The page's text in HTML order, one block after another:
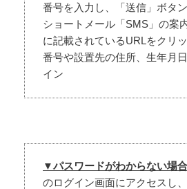
番号を入力し、「送信」ボタ
ショートメール「SMS」の案
に記載されているURLをクリ
番号や設置先の住所、生年月
イン
▼パスワードがわからない場合
のログイン画面にアクセスし